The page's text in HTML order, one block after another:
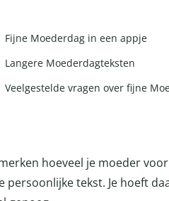
Fijne Moederdag in een appje
Langere Moederdagteksten
Veelgestelde vragen over fijne
hoeveel je moeder
persoonlijke tekst. Je hoeft